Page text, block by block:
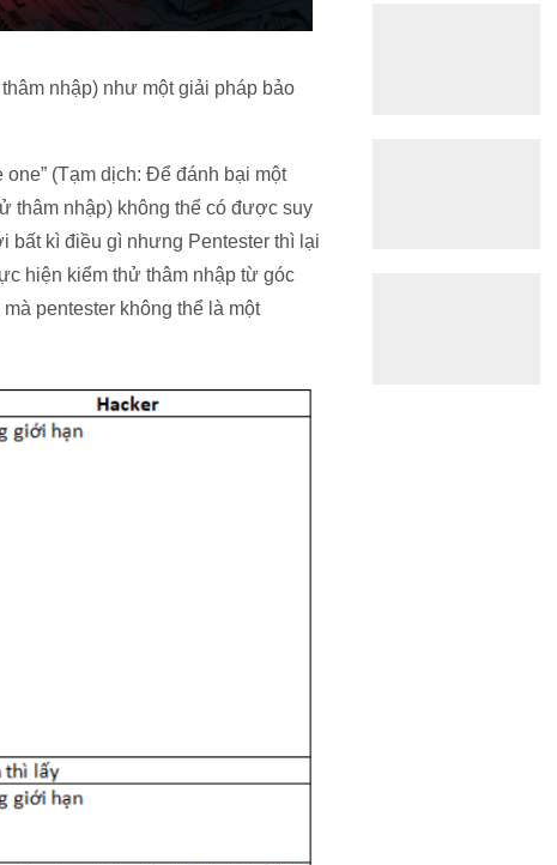
nhập) như một giải pháp bảo
one” (Tạm dịch: Để đánh bại một
thâm nhập) không thể có được suy
bất kì điều gì nhưng Pentester thì lại
hiện kiểm thử thâm nhập từ góc
pentester không thể là một